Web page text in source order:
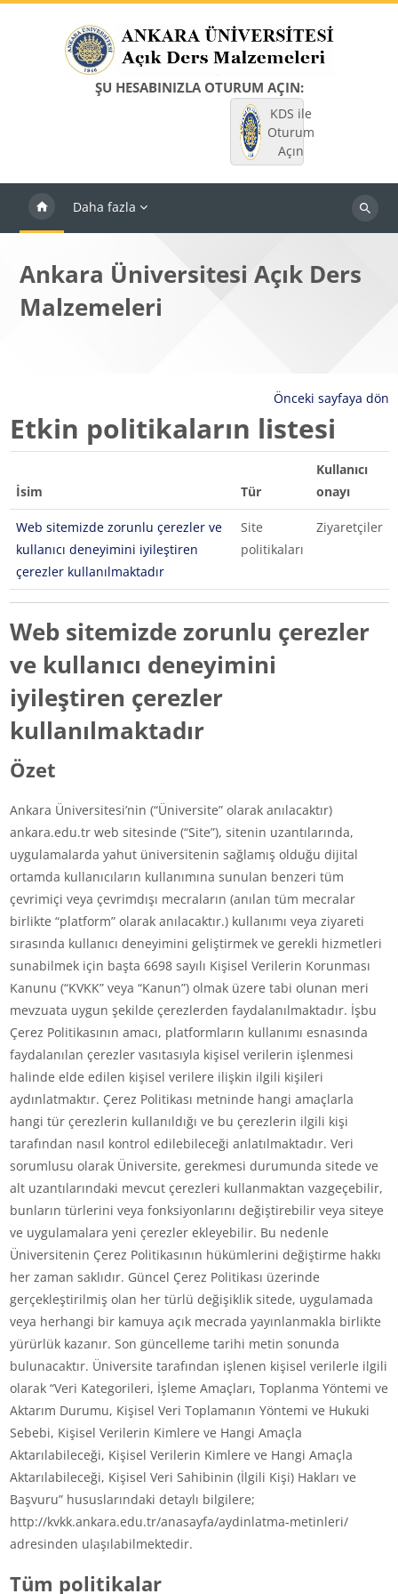
ŞU HESABINIZLA OTURUM AÇIN:
KDS ile
Oturum
Açın
Daha fazla
Dersleri
Ankara Üniversitesi Açık Ders
Malzemeleri
Önceki sayfaya dön
Etkin politikaların listesi
İsim Tür
Kullanıcı
onayı
Web sitemizde zorunlu çerezler ve
kullanıcı deneyimini iyileştiren
çerezler kullanılmaktadır
Site
politikaları
Ziyaretçiler
Web sitemizde zorunlu çerezler
ve kullanıcı deneyimini
iyileştiren çerezler
kullanılmaktadır
Özet
Ankara Üniversitesi’nin (“Üniversite” olarak anılacaktır)
ankara.edu.tr web sitesinde (“Site”), sitenin uzantılarında,
uygulamalarda yahut üniversitenin sağlamış olduğu dijital
ortamda kullanıcıların kullanımına sunulan benzeri tüm
çevrimiçi veya çevrimdışı mecraların (anılan tüm mecralar
birlikte “platform” olarak anılacaktır.) kullanımı veya ziyareti
sırasında kullanıcı deneyimini geliştirmek ve gerekli hizmetleri
sunabilmek için başta 6698 sayılı Kişisel Verilerin Korunması
Kanunu (“KVKK” veya “Kanun”) olmak üzere tabi olunan meri
mevzuata uygun şekilde çerezlerden faydalanılmaktadır. İşbu
Çerez Politikasının amacı, platformların kullanımı esnasında
faydalanılan çerezler vasıtasıyla kişisel verilerin işlenmesi
halinde elde edilen kişisel verilere ilişkin ilgili kişileri
aydınlatmaktır. Çerez Politikası metninde hangi amaçlarla
hangi tür çerezlerin kullanıldığı ve bu çerezlerin ilgili kişi
tarafından nasıl kontrol edilebileceği anlatılmaktadır. Veri
sorumlusu olarak Üniversite, gerekmesi durumunda sitede ve
alt uzantılarındaki mevcut çerezleri kullanmaktan vazgeçebilir,
bunların türlerini veya fonksiyonlarını değiştirebilir veya siteye
ve uygulamalara yeni çerezler ekleyebilir. Bu nedenle
Üniversitenin Çerez Politikasının hükümlerini değiştirme hakkı
her zaman saklıdır. Güncel Çerez Politikası üzerinde
gerçekleştirilmiş olan her türlü değişiklik sitede, uygulamada
veya herhangi bir kamuya açık mecrada yayınlanmakla birlikte
yürürlük kazanır. Son güncelleme tarihi metin sonunda
bulunacaktır. Üniversite tarafından işlenen kişisel verilerle ilgili
olarak “Veri Kategorileri, İşleme Amaçları, Toplanma Yöntemi ve
Aktarım Durumu, Kişisel Veri Toplamanın Yöntemi ve Hukuki
Sebebi, Kişisel Verilerin Kimlere ve Hangi Amaçla
Aktarılabileceği, Kişisel Verilerin Kimlere ve Hangi Amaçla
Aktarılabileceği, Kişisel Veri Sahibinin (İlgili Kişi) Hakları ve
Başvuru” hususlarındaki detaylı bilgilere;
http://kvkk.ankara.edu.tr/anasayfa/aydinlatma-metinleri/
adresinden ulaşılabilmektedir.
Tüm politikalar